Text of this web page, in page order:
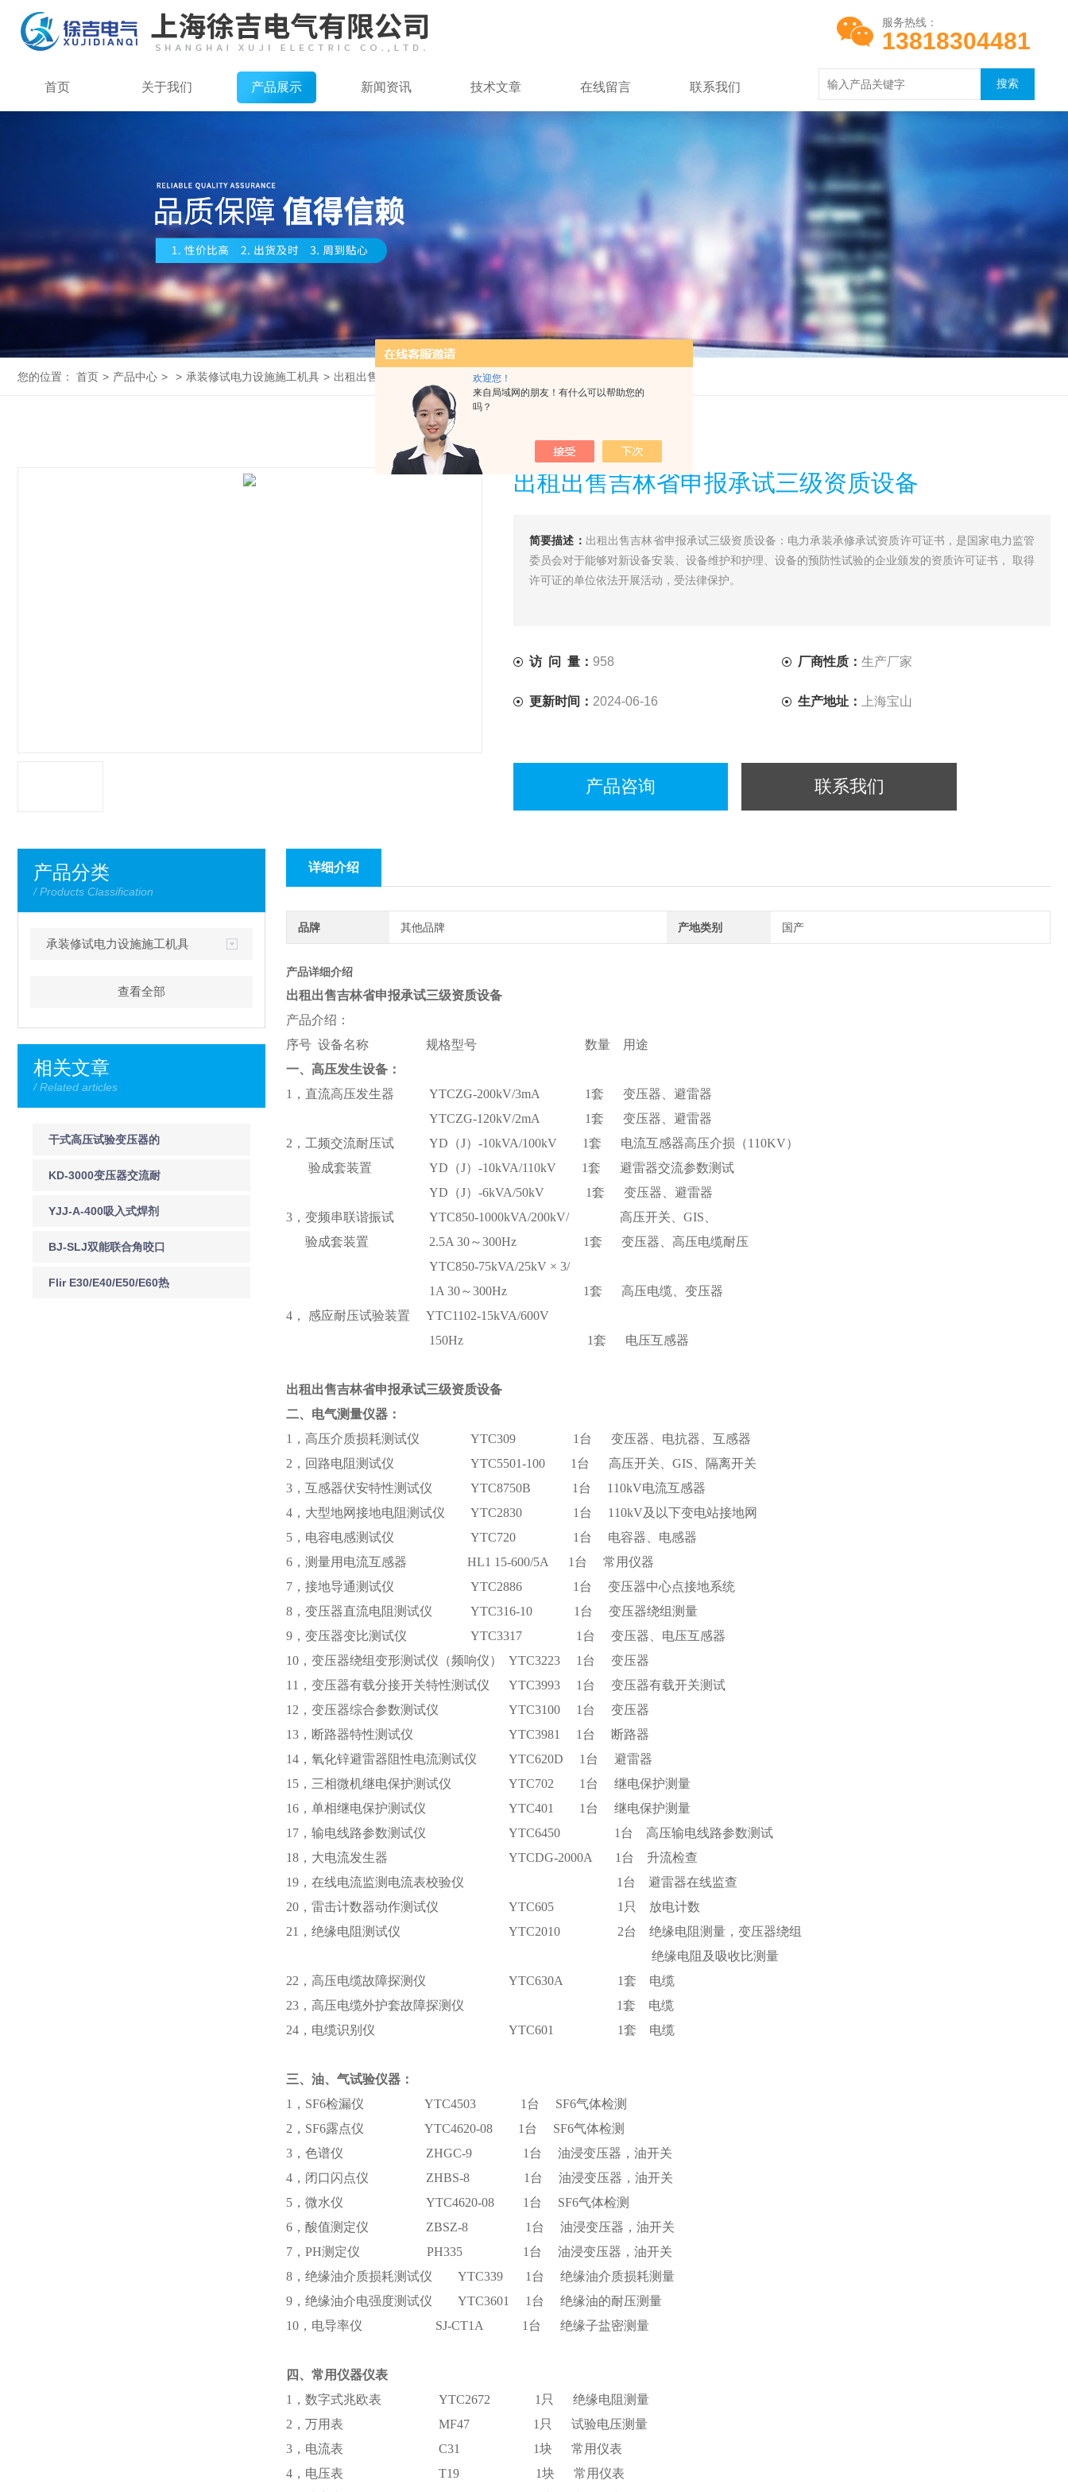
欢迎您！
来自局域网的朋友！有什么可以帮助您的
吗？
服务热线：
13818304481
首页 关于我们 产品展示 新闻资讯 技术文章 在线留言 联系我们
您的位置： 首页 > 产品中心 > > 承装修试电力设施施工机具 > 出租出售吉林省申报承试三级资质设备
出租出售吉林省申报承试三级资质设备
简要描述： 出租出售吉林省申报承试三级资质设备：电力承装承修承试资质许可证书，是国家电力监管
委员会对于能够对新设备安装、设备维护和护理、设备的预防性试验的企业颁发的资质许可证书， 取得
许可证的单位依法开展活动，受法律保护。
访 问 量： 958 厂商性质： 生产厂家
更新时间： 2024-06-16 生产地址： 上海宝山
产品咨询 联系我们
产品分类
/ Products Classification
承装修试电力设施施工机具
查看全部
相关文章
/ Related articles
干式高压试验变压器的
使用方法
KD-3000变压器交流耐
压试验装置串联谐振变
频串联谐振装置
YJJ-A-400吸入式焊剂
干燥机
BJ-SLJ双能联合角咬口
机
Flir E30/E40/E50/E60热
详细介绍
品牌 其他品牌 产地类别 国产
产品详细介绍
出租出售吉林省申报承试三级资质设备
产品介绍：
序号 设备名称 规格型号 数量 用途
一、高压发生设备：
1，直流高压发生器 YTCZG-200kV/3mA 1套 变压器、避雷器
YTCZG-120kV/2mA 1套 变压器、避雷器
2，工频交流耐压试 YD（J）-10kVA/100kV 1套 电流互感器高压介损（110KV）
验成套装置 YD（J）-10kVA/110kV 1套 避雷器交流参数测试
YD（J）-6kVA/50kV 1套 变压器、避雷器
3，变频串联谐振试 YTC850-1000kVA/200kV/ 高压开关、GIS、
验成套装置 2.5A 30～300Hz 1套 变压器、高压电缆耐压
YTC850-75kVA/25kV × 3/
1A 30～300Hz 1套 高压电缆、变压器
4， 感应耐压试验装置 YTC1102-15kVA/600V
150Hz 1套 电压互感器
出租出售吉林省申报承试三级资质设备
二、电气测量仪器：
1，高压介质损耗测试仪 YTC309 1台 变压器、电抗器、互感器
2，回路电阻测试仪 YTC5501-100 1台 高压开关、GIS、隔离开关
3，互感器伏安特性测试仪 YTC8750B 1台 110kV电流互感器
4，大型地网接地电阻测试仪 YTC2830 1台 110kV及以下变电站接地网
5，电容电感测试仪 YTC720 1台 电容器、电感器
6，测量用电流互感器 HL1 15-600/5A 1台 常用仪器
7，接地导通测试仪 YTC2886 1台 变压器中心点接地系统
8，变压器直流电阻测试仪 YTC316-10 1台 变压器绕组测量
9，变压器变比测试仪 YTC3317 1台 变压器、电压互感器
10，变压器绕组变形测试仪（频响仪） YTC3223 1台 变压器
11，变压器有载分接开关特性测试仪 YTC3993 1台 变压器有载开关测试
12，变压器综合参数测试仪 YTC3100 1台 变压器
13，断路器特性测试仪 YTC3981 1台 断路器
14，氧化锌避雷器阻性电流测试仪 YTC620D 1台 避雷器
15，三相微机继电保护测试仪 YTC702 1台 继电保护测量
16，单相继电保护测试仪 YTC401 1台 继电保护测量
17，输电线路参数测试仪 YTC6450 1台 高压输电线路参数测试
18，大电流发生器 YTCDG-2000A 1台 升流检查
19，在线电流监测电流表校验仪 1台 避雷器在线监查
20，雷击计数器动作测试仪 YTC605 1只 放电计数
21，绝缘电阻测试仪 YTC2010 2台 绝缘电阻测量，变压器绕组
绝缘电阻及吸收比测量
22，高压电缆故障探测仪 YTC630A 1套 电缆
23，高压电缆外护套故障探测仪 1套 电缆
24，电缆识别仪 YTC601 1套 电缆
三、油、气试验仪器：
1，SF6检漏仪 YTC4503 1台 SF6气体检测
2，SF6露点仪 YTC4620-08 1台 SF6气体检测
3，色谱仪 ZHGC-9 1台 油浸变压器，油开关
4，闭口闪点仪 ZHBS-8 1台 油浸变压器，油开关
5，微水仪 YTC4620-08 1台 SF6气体检测
6，酸值测定仪 ZBSZ-8 1台 油浸变压器，油开关
7，PH测定仪 PH335 1台 油浸变压器，油开关
8，绝缘油介质损耗测试仪 YTC339 1台 绝缘油介质损耗测量
9，绝缘油介电强度测试仪 YTC3601 1台 绝缘油的耐压测量
10，电导率仪 SJ-CT1A 1台 绝缘子盐密测量
四、常用仪器仪表
1，数字式兆欧表 YTC2672 1只 绝缘电阻测量
2，万用表 MF47 1只 试验电压测量
3，电流表 C31 1块 常用仪表
4，电压表 T19 1块 常用仪表